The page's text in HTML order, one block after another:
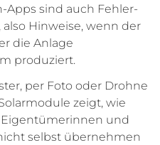
Apps sind auch Fehler-
Hinweise, wenn der
die Anlage
produziert.
per Foto oder Drohne
zeigt, wie
Eigentümerinnen und
selbst übernehmen